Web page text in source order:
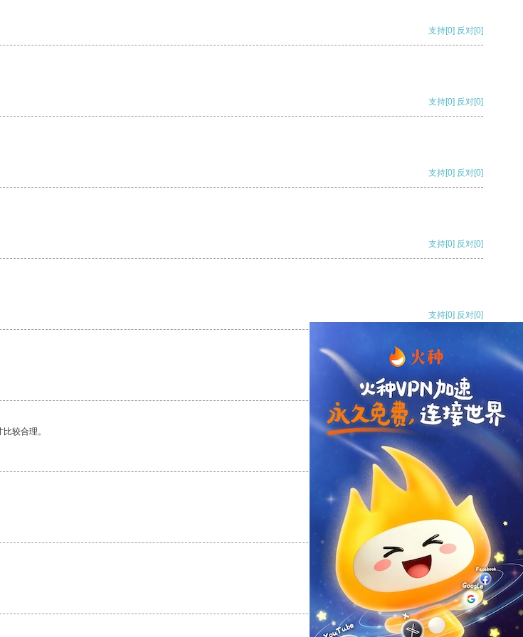
支持[0] 反对[0]
支持[0] 反对[0]
支持[0] 反对[0]
支持[0] 反对[0]
支持[0] 反对[0]
支持[0] 反对
较合理。
支持
反对 [0]
支持[0] 反对[0]